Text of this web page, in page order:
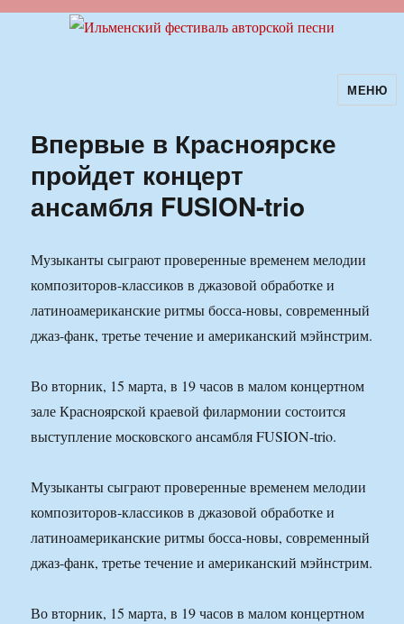
Ильменский фестиваль авторскойМЕНЮ
Впервые в Красноярске
пройдет концерт
ансамбля FUSION-trio
Музыканты сыграют проверенные временем мелодии
композиторов-классиков в джазовой обработке и
латиноамериканские ритмы босса-новы, современный
джаз-фанк, третье течение и американский мэйнстрим.
Во вторник, 15 марта, в 19 часов в малом концертном
зале Красноярской краевой филармонии состоится
выступление московского ансамбля FUSION-trio.
Музыканты сыграют проверенные временем мелодии
композиторов-классиков в джазовой обработке и
латиноамериканские ритмы босса-новы, современный
джаз-фанк, третье течение и американский мэйнстрим.
Во вторник, 15 марта, в 19 часов в малом концертном